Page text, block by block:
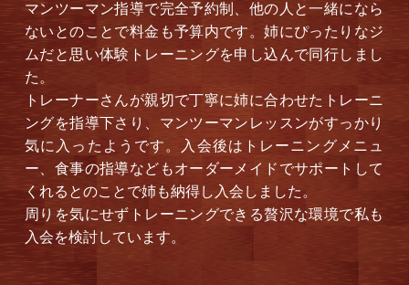
マンツーマン指導で完全予約制、他の人と一緒になら
ないとのことで料金も予算内です。姉にぴったりなジ
ムだと思い体験トレーニングを申し込んで同行しまし
た。
トレーナーさんが親切で丁寧に姉に合わせたトレーニ
ングを指導下さり、マンツーマンレッスンがすっかり
気に入ったようです。入会後はトレーニングメニュ
ー、食事の指導などもオーダーメイドでサポートして
くれるとのことで姉も納得し入会しました。
周りを気にせずトレーニングできる贅沢な環境で私も
入会を検討しています。